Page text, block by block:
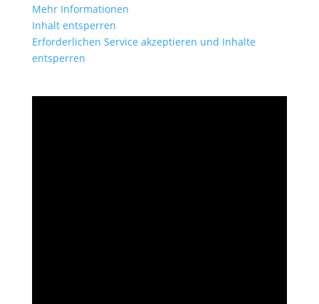
Mehr Informationen
Inhalt entsperren
Erforderlichen Service akzeptieren und Inhalte
entsperren